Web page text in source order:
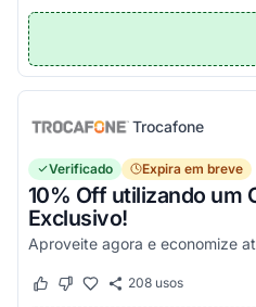
Trocafone
Verificado Expira em breve
10% Off utilizando um
Exclusivo!
Aproveite agora e economize
Este cupom funcionou
Este cupom não funcionou
208usos